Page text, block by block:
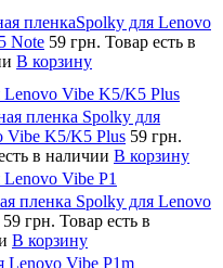
пленкаSpolky для Lenovo
Note 59 грн. Товар есть в
В корзину
Lenovo Vibe K5/K5 Plus
пленка Spolky для
Vibe K5/K5 Plus 59 грн.
в наличии В корзину
Vibe P1
пленка Spolky для Lenovo
59 грн. Товар есть в
В корзину
Lenovo Vibe P1m